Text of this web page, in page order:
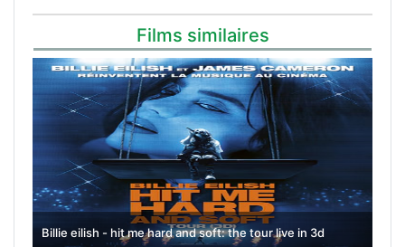
Films similaires
Billie eilish - hit me hard and soft: the tour live in 3d